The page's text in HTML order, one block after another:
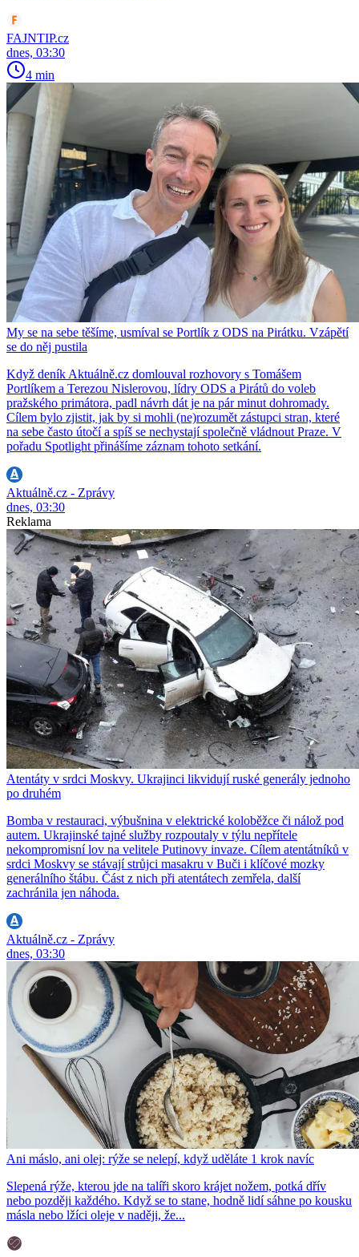
FAJNTIP.cz
dnes, 03:30
4 min
My se na sebe těšíme, usmíval se Portlík z ODS na Pirátku. Vzápětí
se do něj pustila
Když deník Aktuálně.cz domlouval rozhovory s Tomášem
Portlíkem a Terezou Nislerovou, lídry ODS a Pirátů do voleb
pražského primátora, padl návrh dát je na pár minut dohromady.
Cílem bylo zjistit, jak by si mohli (ne)rozumět zástupci stran, které
na sebe často útočí a spíš se nechystají společně vládnout Praze. V
pořadu Spotlight přinášíme záznam tohoto setkání.
Aktuálně.cz - Zprávy
dnes, 03:30
Reklama
Atentáty v srdci Moskvy. Ukrajinci likvidují ruské generály jednoho
po druhém
Bomba v restauraci, výbušnina v elektrické koloběžce či nálož pod
autem. Ukrajinské tajné služby rozpoutaly v týlu nepřítele
nekompromisní lov na velitele Putinovy invaze. Cílem atentátníků v
srdci Moskvy se stávají strůjci masakru v Buči i klíčové mozky
generálního štábu. Část z nich při atentátech zemřela, další
zachránila jen náhoda.
Aktuálně.cz - Zprávy
dnes, 03:30
Ani máslo, ani olej: rýže se nelepí, když uděláte 1 krok navíc
Slepená rýže, kterou jde na talíři skoro krájet nožem, potká dřív
nebo později každého. Když se to stane, hodně lidí sáhne po kousku
másla nebo lžíci oleje v naději, že...